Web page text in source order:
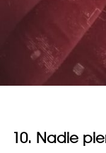
10. Nadie